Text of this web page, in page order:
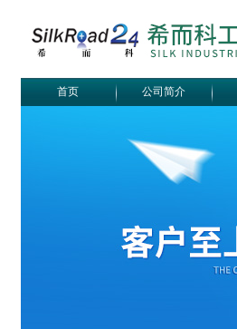
首页 公司简介